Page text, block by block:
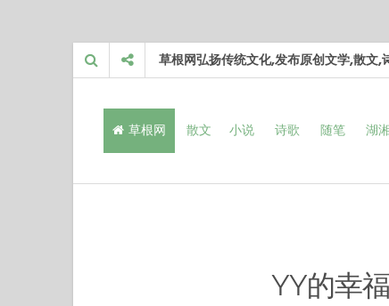
Skip
to
content
草根网弘扬传统文化,发布原创文学,散文,
草根网 散文 小说 诗歌 随笔 湖
YY的幸